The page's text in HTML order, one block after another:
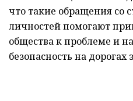
что такие обращения со
личностей помогают
общества к проблеме и
безопасность на дорогах